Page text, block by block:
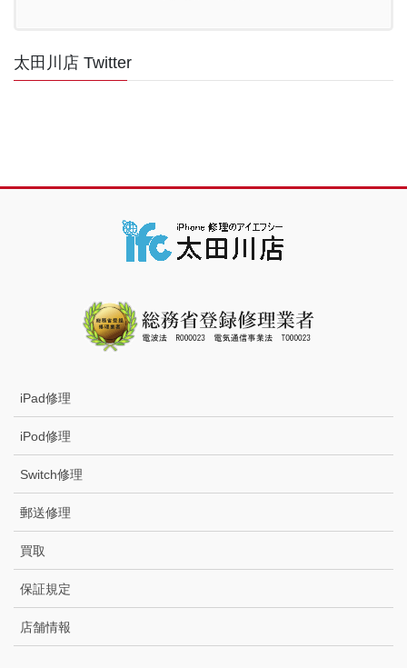
太田川店 Twitter
iPad修理
iPod修理
Switch修理
郵送修理
買取
保証規定
店舗情報